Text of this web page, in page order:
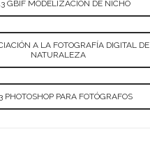
GBIF MODELIZACIÓN DE NICHO
A LA FOTOGRAFÍA DIGITAL DE
NATURALEZA
PHOTOSHOP PARA FOTÓGRAFOS